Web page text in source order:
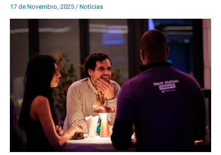
17 de Novembro, 2025 / Notícias